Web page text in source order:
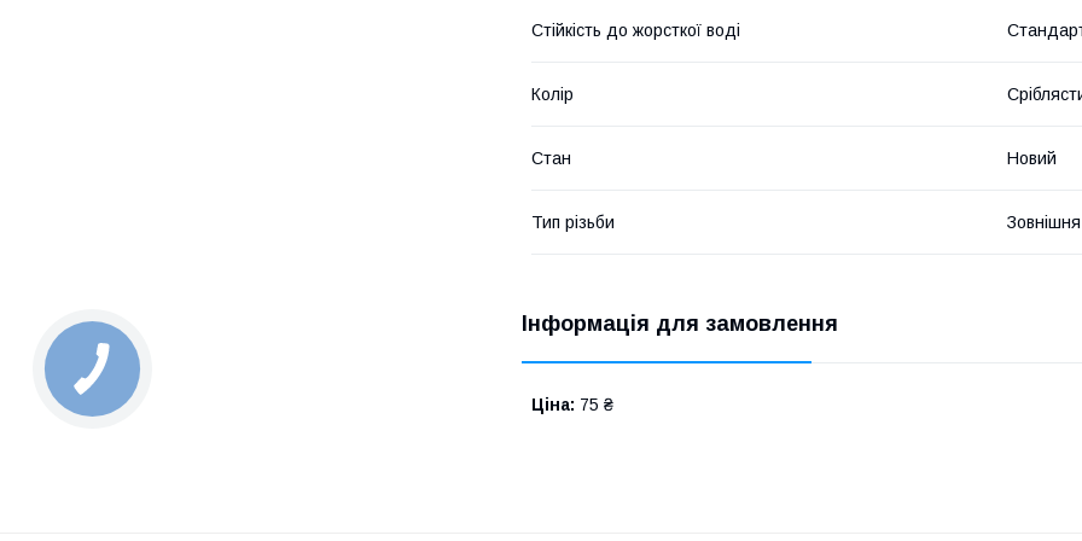
Стійкість до жорсткої воді
Колір
Стан Новий
Тип різьби Зовнішня
Інформація для замовлення
Ціна: 75 ₴